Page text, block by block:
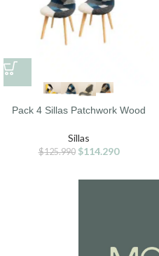
Pack 4 Sillas Patchwork Wood
Sillas
$125.990 $114.290